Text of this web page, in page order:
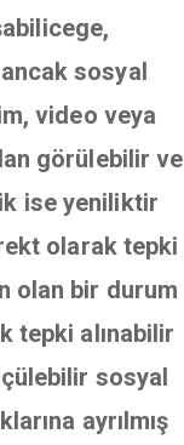
sosyal
video veya
görülebilir ve
ise yeniliktir
olarak tepki
olan bir durum
tepki alınabilir
sosyal
ayrılmış